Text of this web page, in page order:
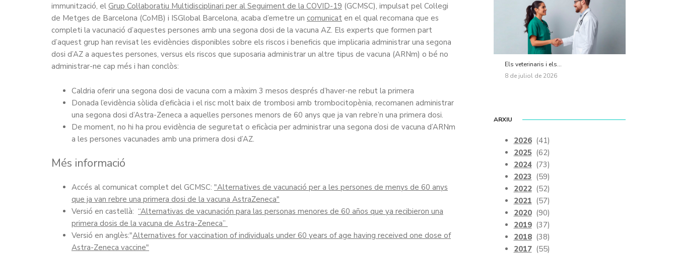
immunització, el Grup Col·laboratiu Multidisciplinari per al Seguiment de la COVID-19 (GCMSC), impulsat pel Col·legi
de Metges de Barcelona (CoMB) i ISGlobal Barcelona, acaba d’emetre un comunicat en el qual recomana que es
completi la vacunació d’aquestes persones amb una segona dosi de la vacuna AZ. Els experts que formen part
d’aquest grup han revisat les evidències disponibles sobre els riscos i beneficis que implicaria administrar una segona
dosi d’AZ a aquestes persones, versus els riscos que suposaria administrar un altre tipus de vacuna (ARNm) o bé no
administrar-ne cap més i han conclòs:
Caldria oferir una segona dosi de vacuna com a màxim 3 mesos després d’haver-ne rebut la primera
Donada l’evidència sòlida d’eficàcia i el risc molt baix de trombosi amb trombocitopènia, recomanen administrar
una segona dosi d’Astra-Zeneca a aquelles persones menors de 60 anys que ja van rebre’n una primera dosi.
De moment, no hi ha prou evidència de seguretat o eficàcia per administrar una segona dosi de vacuna d’ARNm
a les persones vacunades amb una primera dosi d’AZ.
Més informació
Accés al comunicat complet del GCMSC: "Alternatives de vacunació per a les persones de menys de 60 anys
que ja van rebre una primera dosi de la vacuna AstraZeneca"
Versió en castellà: “Alternativas de vacunación para las personas menores de 60 años que ya recibieron una
primera dosis de la vacuna de Astra-Zeneca”
Versió en anglès:"Alternatives for vaccination of individuals under 60 years of age having received one dose of
Astra-Zeneca vaccine"
Els veterinaris i els...
8 de juliol de 2026
ARXIU
2026 (41)
2025 (62)
2024 (73)
2023 (59)
2022 (52)
2021 (57)
2020 (90)
2019 (37)
2018 (38)
2017 (55)